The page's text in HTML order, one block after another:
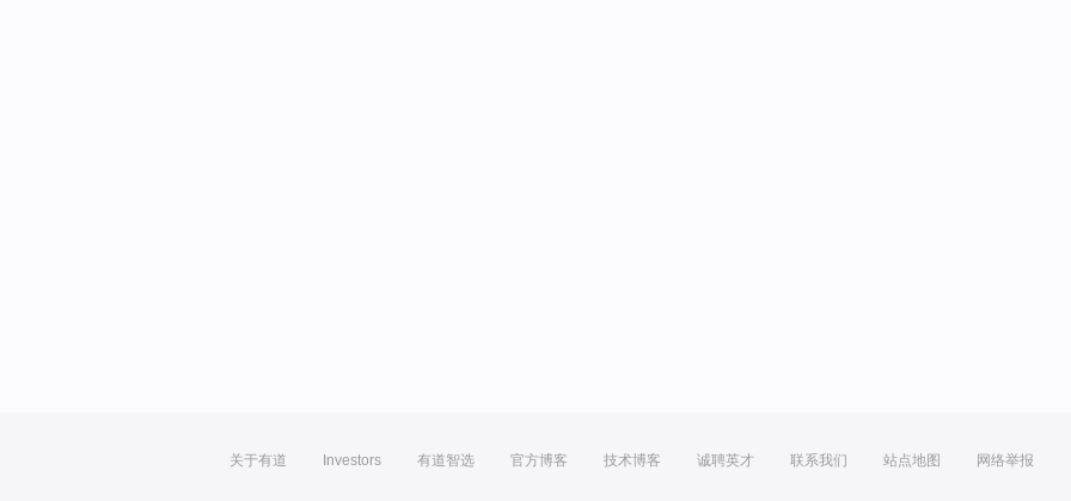
关于有道 Investors 有道智选 官方博客 技术博客 诚聘英才 联系我们 站点地图 网络举报